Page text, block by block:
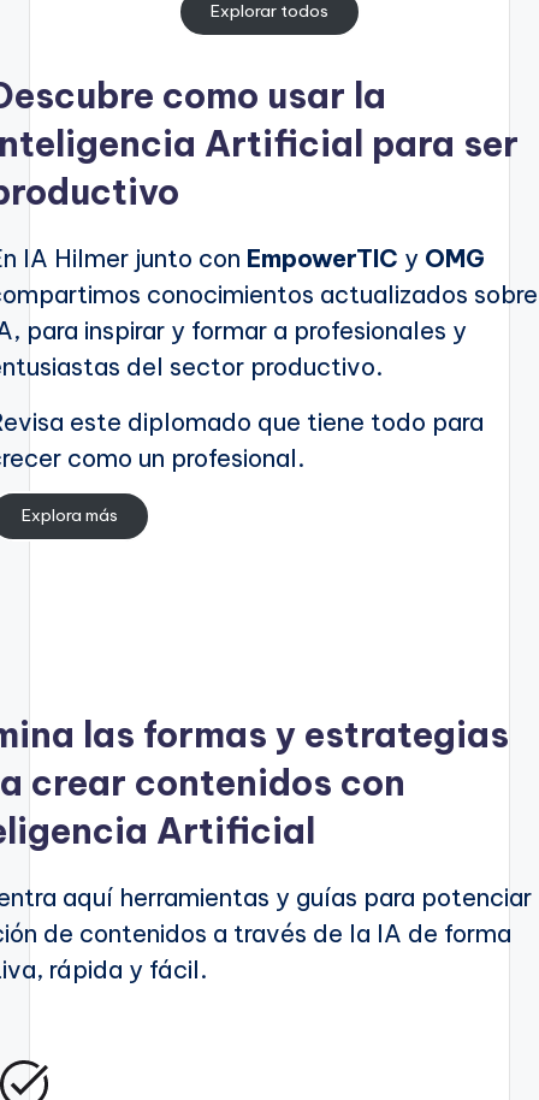
Explorar todos
como usar la
Artificial para ser
IA Hilmer junto con EmpowerTIC y OMG
conocimientos actualizados sobre
para inspirar y formar a profesionales y
del sector productivo.
este diplomado que tiene todo para
como un profesional.
Explora más
las formas y estrategias
crear contenidos con
Artificial
aquí herramientas y guías para
de contenidos a través de la IA de forma
rápida y fácil.